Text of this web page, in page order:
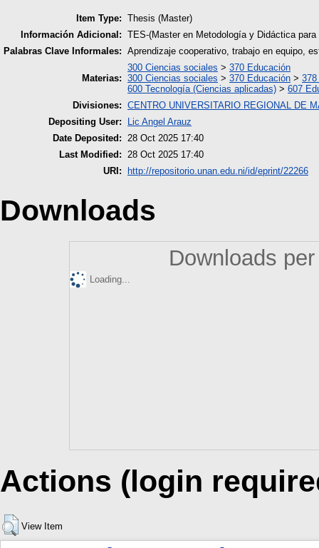
Item Type: Thesis (Master)
Información Adicional: TES-(Master en Metodología y Didáctica
Palabras Clave Informales: Aprendizaje cooperativo, trabajo en equipo,
Materias:
300 Ciencias sociales > 370 Educación
300 Ciencias sociales > 370 Educación >
600 Tecnología (Ciencias aplicadas) > 607
Divisiones: CENTRO UNIVERSITARIO REGIONAL DE
Depositing User:
Lic Angel Arauz
Date Deposited:
28 Oct 2025 17:40
Last Modified:
28 Oct 2025 17:40
URI:
http://repositorio.unan.edu.ni/id/eprint/22266
Downloads
Downloads
Loading...
Actions (login
View Item